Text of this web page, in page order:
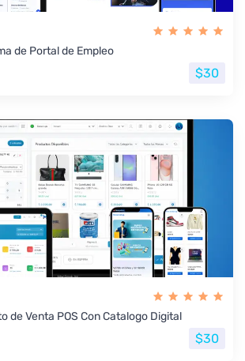
de Portal de Empleo
$30
de Venta POS Con Catalogo Digital
$30